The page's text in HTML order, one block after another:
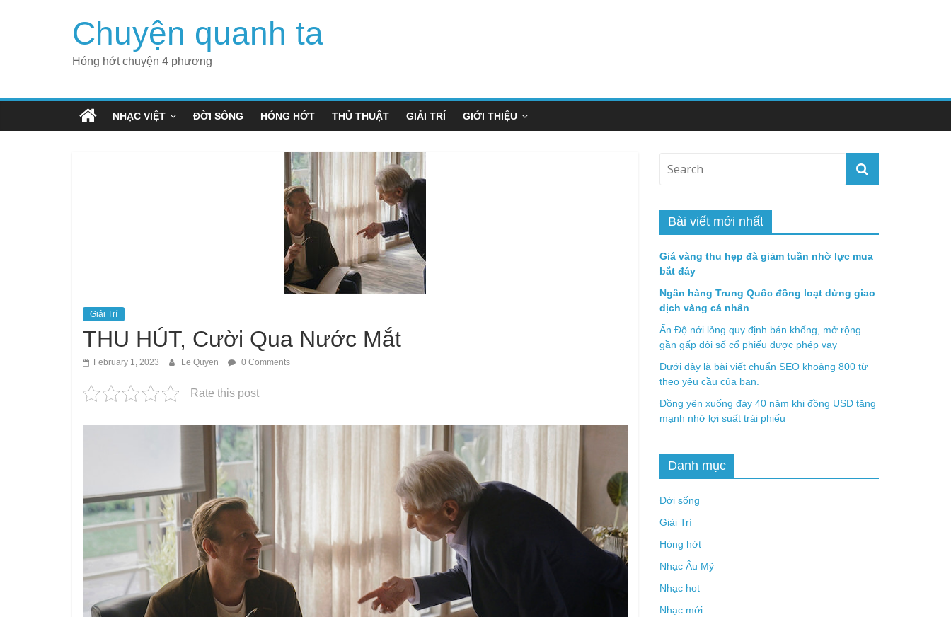
Chuyện quanh ta
Hóng hớt chuyện 4 phương
NHẠC VIỆT ĐỜI SỐNG HÓNG HỚT THỦ THUẬT GIẢI TRÍ GIỚI THIỆU
Giải Trí
THU HÚT, Cười Qua Nước Mắt
February 1, 2023 Le Quyen 0 Comments
Rate this post
Bài viết mới nhất
Giá vàng thu hẹp đà giảm tuần nhờ lực mua
bắt đáy
Ngân hàng Trung Quốc đồng loạt dừng giao
dịch vàng cá nhân
Ấn Độ nới lỏng quy định bán khống, mở rộng
gần gấp đôi số cổ phiếu được phép vay
Dưới đây là bài viết chuẩn SEO khoảng 800 từ
theo yêu cầu của bạn.
Đồng yên xuống đáy 40 năm khi đồng USD tăng
mạnh nhờ lợi suất trái phiếu
Danh mục
Đời sống
Giải Trí
Hóng hớt
Nhạc Âu Mỹ
Nhạc hot
Nhạc mới